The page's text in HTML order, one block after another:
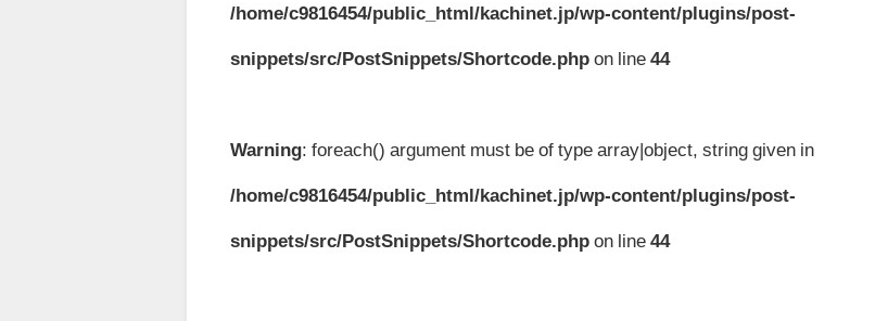
/home/c9816454/public_html/kachinet.jp/wp-content/plugins/post-
snippets/src/PostSnippets/Shortcode.php on line44
Warning: foreach() argument must be of type array|object, string given in
/home/c9816454/public_html/kachinet.jp/wp-content/plugins/post-
snippets/src/PostSnippets/Shortcode.php on line44